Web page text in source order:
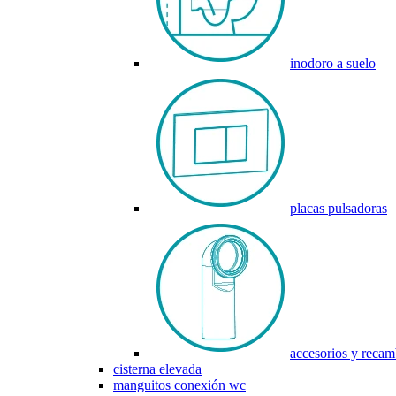
inodoro a suelo
placas pulsadoras
accesorios y
cisterna elevada
manguitos conexión wc